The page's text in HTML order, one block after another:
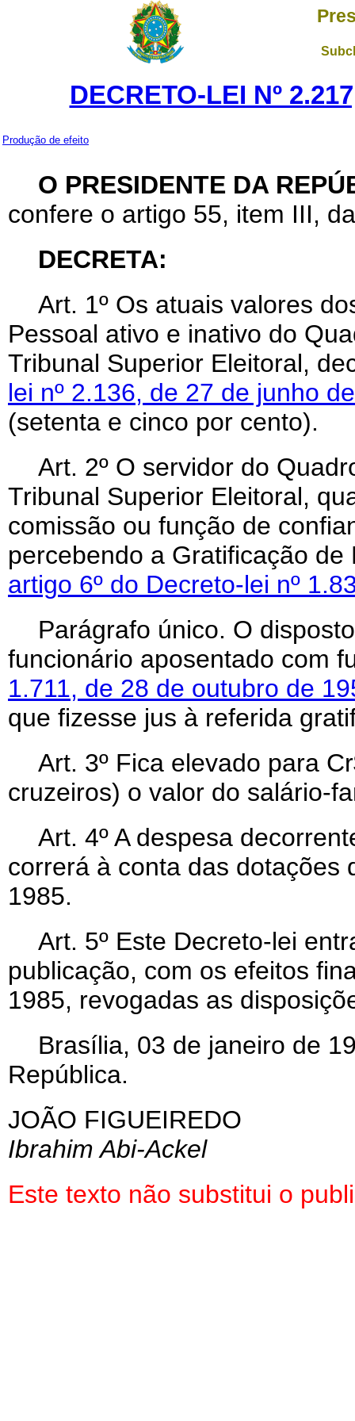
DECRETO-LEI Nº
Produção de efeito
O PRESIDENTE DA
confere o artigo 55, item III,
DECRETA:
Art. 1º Os atuais valores
Pessoal ativo e inativo do
Tribunal Superior Eleitoral,
lei nº 2.136, de 27 de junho
(setenta e cinco por cento).
Art. 2º O servidor do
Tribunal Superior Eleitoral,
comissão ou função de
percebendo a Gratificação
artigo 6º do Decreto-lei nº
Parágrafo único. O
funcionário aposentado com
1.711, de 28 de outubro de
que fizesse jus à referida
Art. 3º Fica elevado para
cruzeiros) o valor do salário-
Art. 4º A despesa
correrá à conta das dotações
1985.
Art. 5º Este Decreto-lei
publicação, com os efeitos
1985, revogadas as
Brasília, 03 de janeiro de
República.
JOÃO FIGUEIREDO
Ibrahim Abi-Ackel
Este texto não substitui o